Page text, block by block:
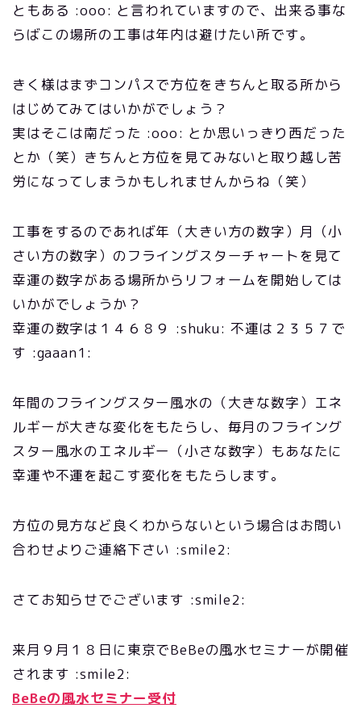
ともある :ooo: と言われていますので、出来る事な
らばこの場所の工事は年内は避けたい所です。
きく様はまずコンパスで方位をきちんと取る所から
はじめてみてはいかがでしょう？
実はそこは南だった :ooo: とか思いっきり西だった
とか（笑）きちんと方位を見てみないと取り越し苦
労になってしまうかもしれませんからね（笑）
工事をするのであれば年（大きい方の数字）月（小
さい方の数字）のフライングスターチャートを見て
幸運の数字がある場所からリフォームを開始しては
いかがでしょうか？
幸運の数字は１４６８９ :shuku: 不運は２３５７で
す :gaaan1:
年間のフライングスター風水の（大きな数字）エネ
ルギーが大きな変化をもたらし、毎月のフライング
スター風水のエネルギー（小さな数字）もあなたに
幸運や不運を起こす変化をもたらします。
方位の見方など良くわからないという場合はお問い
合わせよりご連絡下さい :smile2:
さてお知らせでございます :smile2:
来月９月１８日に東京でBeBeの風水セミナーが開催
されます :smile2:
BeBeの風水セミナー受付